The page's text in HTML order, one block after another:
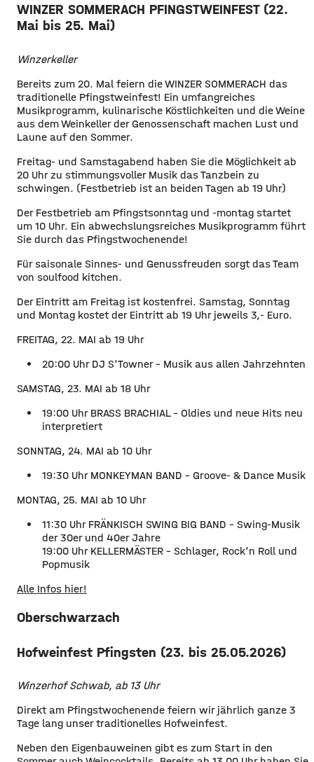
WINZER SOMMERACH PFINGSTWEINFEST (22.
Mai bis 25. Mai)
Winzerkeller
Bereits zum 20. Mal feiern die WINZER SOMMERACH das
traditionelle Pfingstweinfest! Ein umfangreiches
Musikprogramm, kulinarische Köstlichkeiten und die Weine
aus dem Weinkeller der Genossenschaft machen Lust und
Laune auf den Sommer.
Freitag- und Samstagabend haben Sie die Möglichkeit ab
20 Uhr zu stimmungsvoller Musik das Tanzbein zu
schwingen. (Festbetrieb ist an beiden Tagen ab 19 Uhr)
Der Festbetrieb am Pfingstsonntag und -montag startet
um 10 Uhr. Ein abwechslungsreiches Musikprogramm führt
Sie durch das Pfingstwochenende!
Für saisonale Sinnes- und Genussfreuden sorgt das Team
von soulfood kitchen.
Der Eintritt am Freitag ist kostenfrei. Samstag, Sonntag
und Montag kostet der Eintritt ab 19 Uhr jeweils 3,- Euro.
FREITAG, 22. MAI ab 19 Uhr
20:00 Uhr DJ S'Towner - Musik aus allen Jahrzehnten
SAMSTAG, 23. MAI ab 18 Uhr
19:00 Uhr BRASS BRACHIAL - Oldies und neue Hits neu
interpretiert
SONNTAG, 24. MAI ab 10 Uhr
19:30 Uhr MONKEYMAN BAND - Groove- & Dance Musik
MONTAG, 25. MAI ab 10 Uhr
11:30 Uhr FRÄNKISCH SWING BIG BAND - Swing-Musik
der 30er und 40er Jahre
19:00 Uhr KELLERMÄSTER - Schlager, Rock'n Roll und
Popmusik
Alle Infos hier!
Oberschwarzach
Hofweinfest Pfingsten (23. bis 25.05.2026)
Winzerhof Schwab, ab 13 Uhr
Direkt am Pfingstwochenende feiern wir jährlich ganze 3
Tage lang unser traditionelles Hofweinfest.
Neben den Eigenbauweinen gibt es zum Start in den